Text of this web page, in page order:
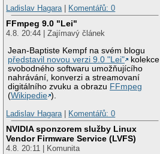
Ladislav Hagara
Komentářů: 0
FFmpeg 9.0 "Lei"
4.8. 20:44 | Zajímavý článek
Jean-Baptiste Kempf na svém blogu
představil novou verzi 9.0 "Lei"
kolekce
svobodného softwaru umožňujícího
nahrávání, konverzi a streamovaní
digitálního zvuku a obrazu FFmpeg
(Wikipedie ).
Ladislav Hagara
Komentářů: 0
NVIDIA sponzorem služby Linux
Vendor Firmware Service (LVFS)
4.8. 20:11 | Komunita